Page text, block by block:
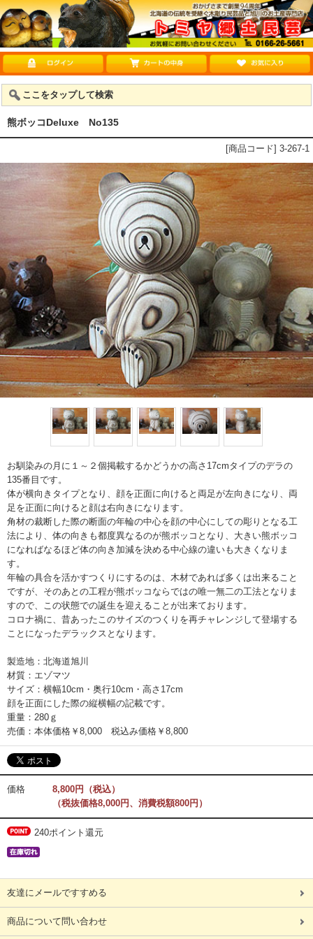
ここをタップして検索
熊ボッコDeluxe No135
[商品コード] 3-267-1
お馴染みの月に１～２個掲載するかどうかの高さ17cmタイプのデラの
135番目です。
体が横向きタイプとなり、顔を正面に向けると両足が左向きになり、両
足を正面に向けると顔は右向きになります。
角材の裁断した際の断面の年輪の中心を顔の中心にしての彫りとなる工
法により、体の向きも都度異なるのが熊ボッコとなり、大きい熊ボッコ
になればなるほど体の向き加減を決める中心線の違いも大きくなりま
す。
年輪の具合を活かすつくりにするのは、木材であれば多くは出来ること
ですが、そのあとの工程が熊ボッコならではの唯一無二の工法となりま
すので、この状態での誕生を迎えることが出来ております。
コロナ禍に、昔あったこのサイズのつくりを再チャレンジして登場する
ことになったデラックスとなります。
製造地：北海道旭川
材質：エゾマツ
サイズ：横幅10cm・奥行10cm・高さ17cm
顔を正面にした際の縦横幅の記載です。
重量：280ｇ
売価：本体価格￥8,000 税込み価格￥8,800
価格
8,800円（税込）
（税抜価格8,000円、消費税額800円）
240ポイント還元
友達にメールですすめる
商品について問い合わせ